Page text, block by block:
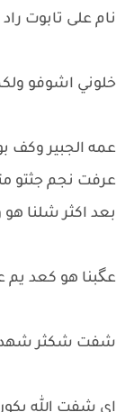
نام على تابوت
خلوني اشوفو
عمه الجبير وكف
عرفت نجم جثتو
بعد اكثر شلنا هو
عگبنا هو كعد يم
شفت شكثر
اي شفت الله